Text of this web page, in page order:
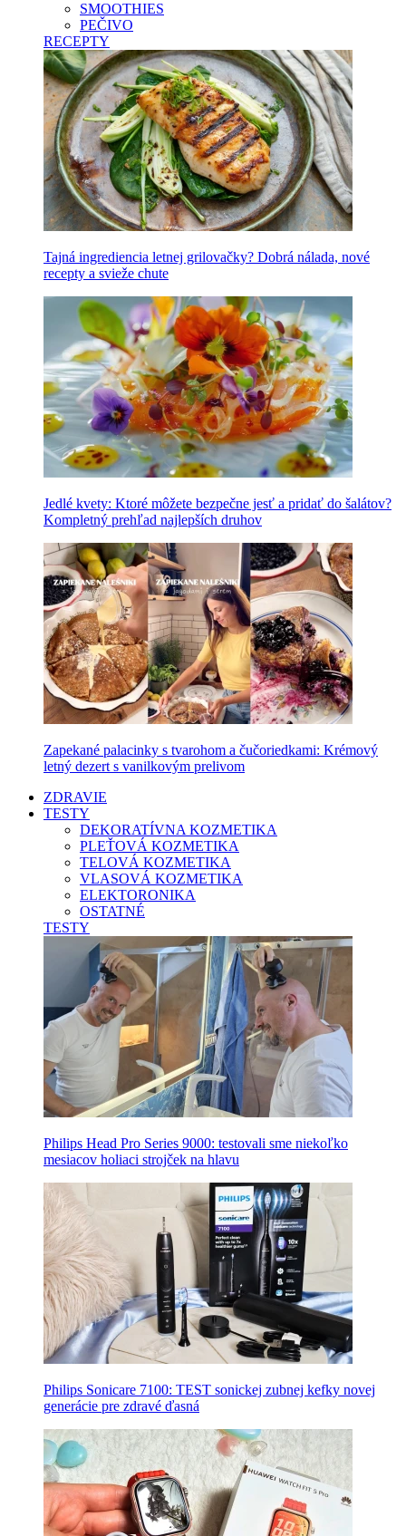
SMOOTHIES
PEČIVO
RECEPTY
Tajná ingrediencia letnej grilovačky? Dobrá nálada, nové
recepty a svieže chute
Jedlé kvety: Ktoré môžete bezpečne jesť a pridať do šalátov?
Kompletný prehľad najlepších druhov
Zapekané palacinky s tvarohom a čučoriedkami: Krémový
letný dezert s vanilkovým prelivom
ZDRAVIE
TESTY
DEKORATÍVNA KOZMETIKA
PLEŤOVÁ KOZMETIKA
TELOVÁ KOZMETIKA
VLASOVÁ KOZMETIKA
ELEKTORONIKA
OSTATNÉ
TESTY
Philips Head Pro Series 9000: testovali sme niekoľko
mesiacov holiaci strojček na hlavu
Philips Sonicare 7100: TEST sonickej zubnej kefky novej
generácie pre zdravé ďasná